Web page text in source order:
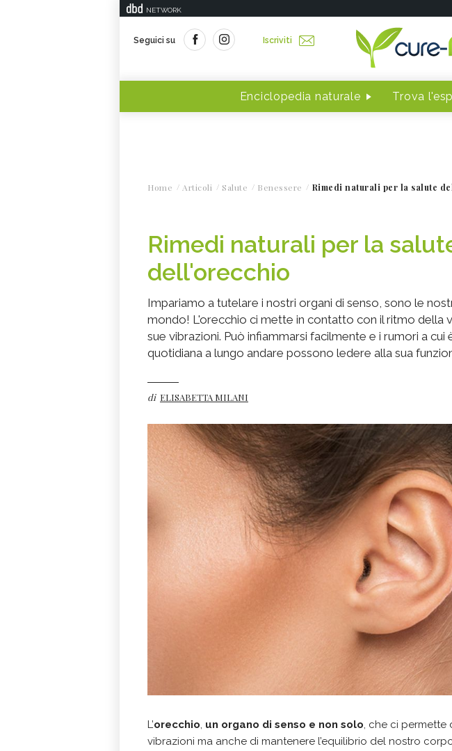
NETWORK
Seguici su Iscriviti
Enciclopedia naturale Trova
Home Articoli Salute Benessere Rimedi naturali per la salute
Rimedi naturali per la
dell'orecchio
Impariamo a tutelare i nostri organi di senso, sono le
mondo! L'orecchio ci mette in contatto con il ritmo della
sue vibrazioni. Può infiammarsi facilmente e i rumori a
quotidiana a lungo andare possono ledere alla sua
di ELISABETTA MILANI
L’orecchio, un organo di senso e non solo, che ci permette
vibrazioni ma anche di mantenere l’equilibrio del nostro